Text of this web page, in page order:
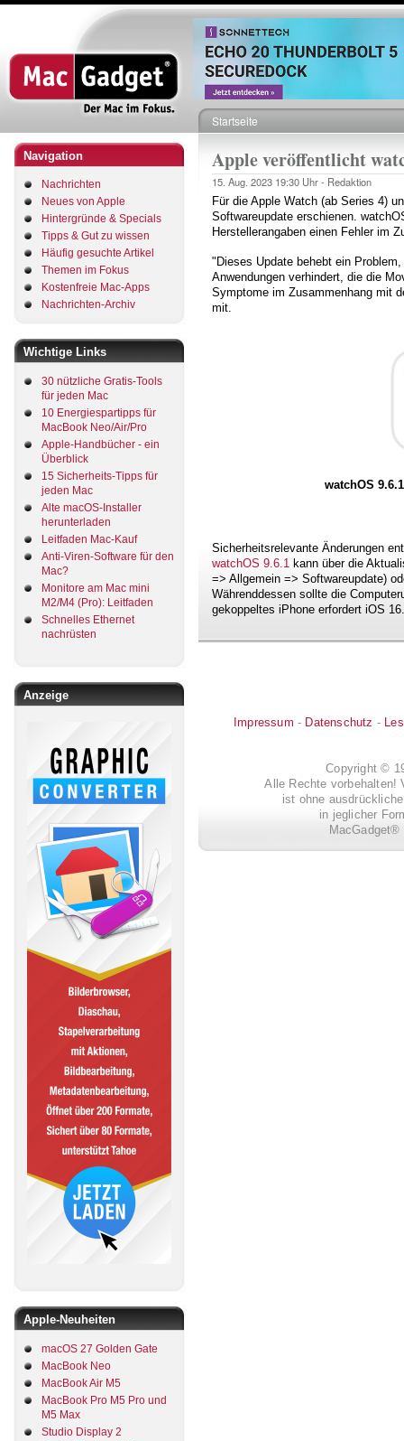
Direkt
zum
Inhalt
Navigation
Nachrichten
Neues von Apple
Hintergründe & Specials
Tipps & Gut zu wissen
Häufig gesuchte Artikel
Themen im Fokus
Kostenfreie Mac-Apps
Nachrichten-Archiv
Wichtige Links
30 nützliche Gratis-Tools
für jeden Mac
10 Energiespartipps für
MacBook Neo/Air/Pro
Apple-Handbücher - ein
Überblick
15 Sicherheits-Tipps für
jeden Mac
Alte macOS-Installer
herunterladen
Leitfaden Mac-Kauf
Anti-Viren-Software für den
Mac?
Monitore am Mac mini
M2/M4 (Pro): Leitfaden
Schnelles Ethernet
nachrüsten
Anzeige
Apple-Neuheiten
macOS 27 Golden Gate
MacBook Neo
MacBook Air M5
MacBook Pro M5 Pro und
M5 Max
Studio Display 2
Pfadnavigation
Startseite
Apple veröffentlicht
15. Aug. 2023 19:30 Uhr - Redaktion
Für die Apple Watch (ab Series 4)
Softwareupdate erschienen.
Herstellerangaben einen Fehler im
"Dieses Update behebt ein
Anwendungen verhindert, die die
Symptome im Zusammenhang mit
mit.
watchOS
Sicherheitsrelevante Änderungen
watchOS 9.6.1 kann über die
=> Allgemein => Softwareupdate)
Währenddessen sollte die
gekoppeltes iPhone erfordert iOS 16.
Impressum - Datenschutz -
Copyright ©
Alle Rechte vorbehalten!
ist ohne
in jeglicher
MacGadget®